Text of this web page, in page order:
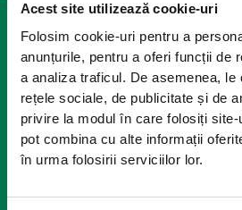
Acest site utilizează cookie-uri
Folosim cookie-uri pentru a
anunțurile, pentru a oferi funcții de
a analiza traficul. De asemenea, le
rețele sociale, de publicitate și de
privire la modul în care folosiți
pot combina cu alte informații
în urma folosirii serviciilor lor.
Tot ce trebuie să știi despre
pentru Panouri
Despre produs
Perioadă de creditare: până la 5 ani
Valoarea creditului: până la 150.000 LEI
Dobândă anuală: fixă 8,40%* sau